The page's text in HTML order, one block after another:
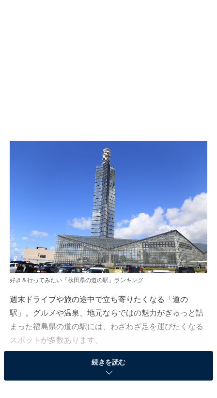
好き＆行ってみたい「秋田県の道の駅」ランキング
週末ドライブや旅の途中で立ち寄りたくなる「道の
駅」。グルメや温泉、地元ならではの魅力がぎゅっと詰
まった福島県の道の駅には、わざわざ足を運びたくなる
スポットが多数あります。
All About ニュース編集部は8月2～3日、10～70代の男女
250人を対象に「道の駅」に関する独自のアンケート調
続きを読む